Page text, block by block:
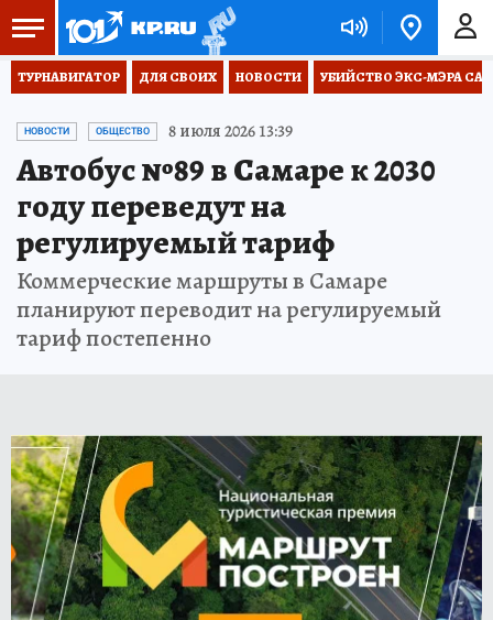
ТУРНАВИГАТОР ДЛЯ СВОИХ НОВОСТИ УБИЙСТВО ЭКС-МЭРА
НОВОСТИ ОБЩЕСТВО 8 июля 2026 13:39
Автобус №89 в Самаре к 2030
году переведут на
регулируемый тариф
Коммерческие маршруты в Самаре
планируют переводит на регулируемый
тариф постепенно